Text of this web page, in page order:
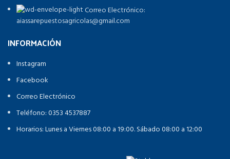
Correo Electrónico:
aiassarepuestosagricolas@gmail.com
INFORMACIÓN
Instagram
Facebook
Correo Electrónico
Teléfono: 0353 4537887
Horarios: Lunes a Viernes 08:00 a 19:00. Sábado 08:00 a 12:00